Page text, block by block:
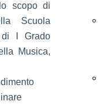
scopo di
Scuola
di I Grado
Musica,